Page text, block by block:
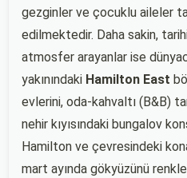
gezginler ve çocuklu aileler
edilmektedir. Daha sakin,
atmosfer arayanlar ise
yakınındaki Hamilton East
evlerini, oda-kahvaltı (B&B)
nehir kıyısındaki bungalov
Hamilton ve çevresindeki
mart ayında gökyüzünü